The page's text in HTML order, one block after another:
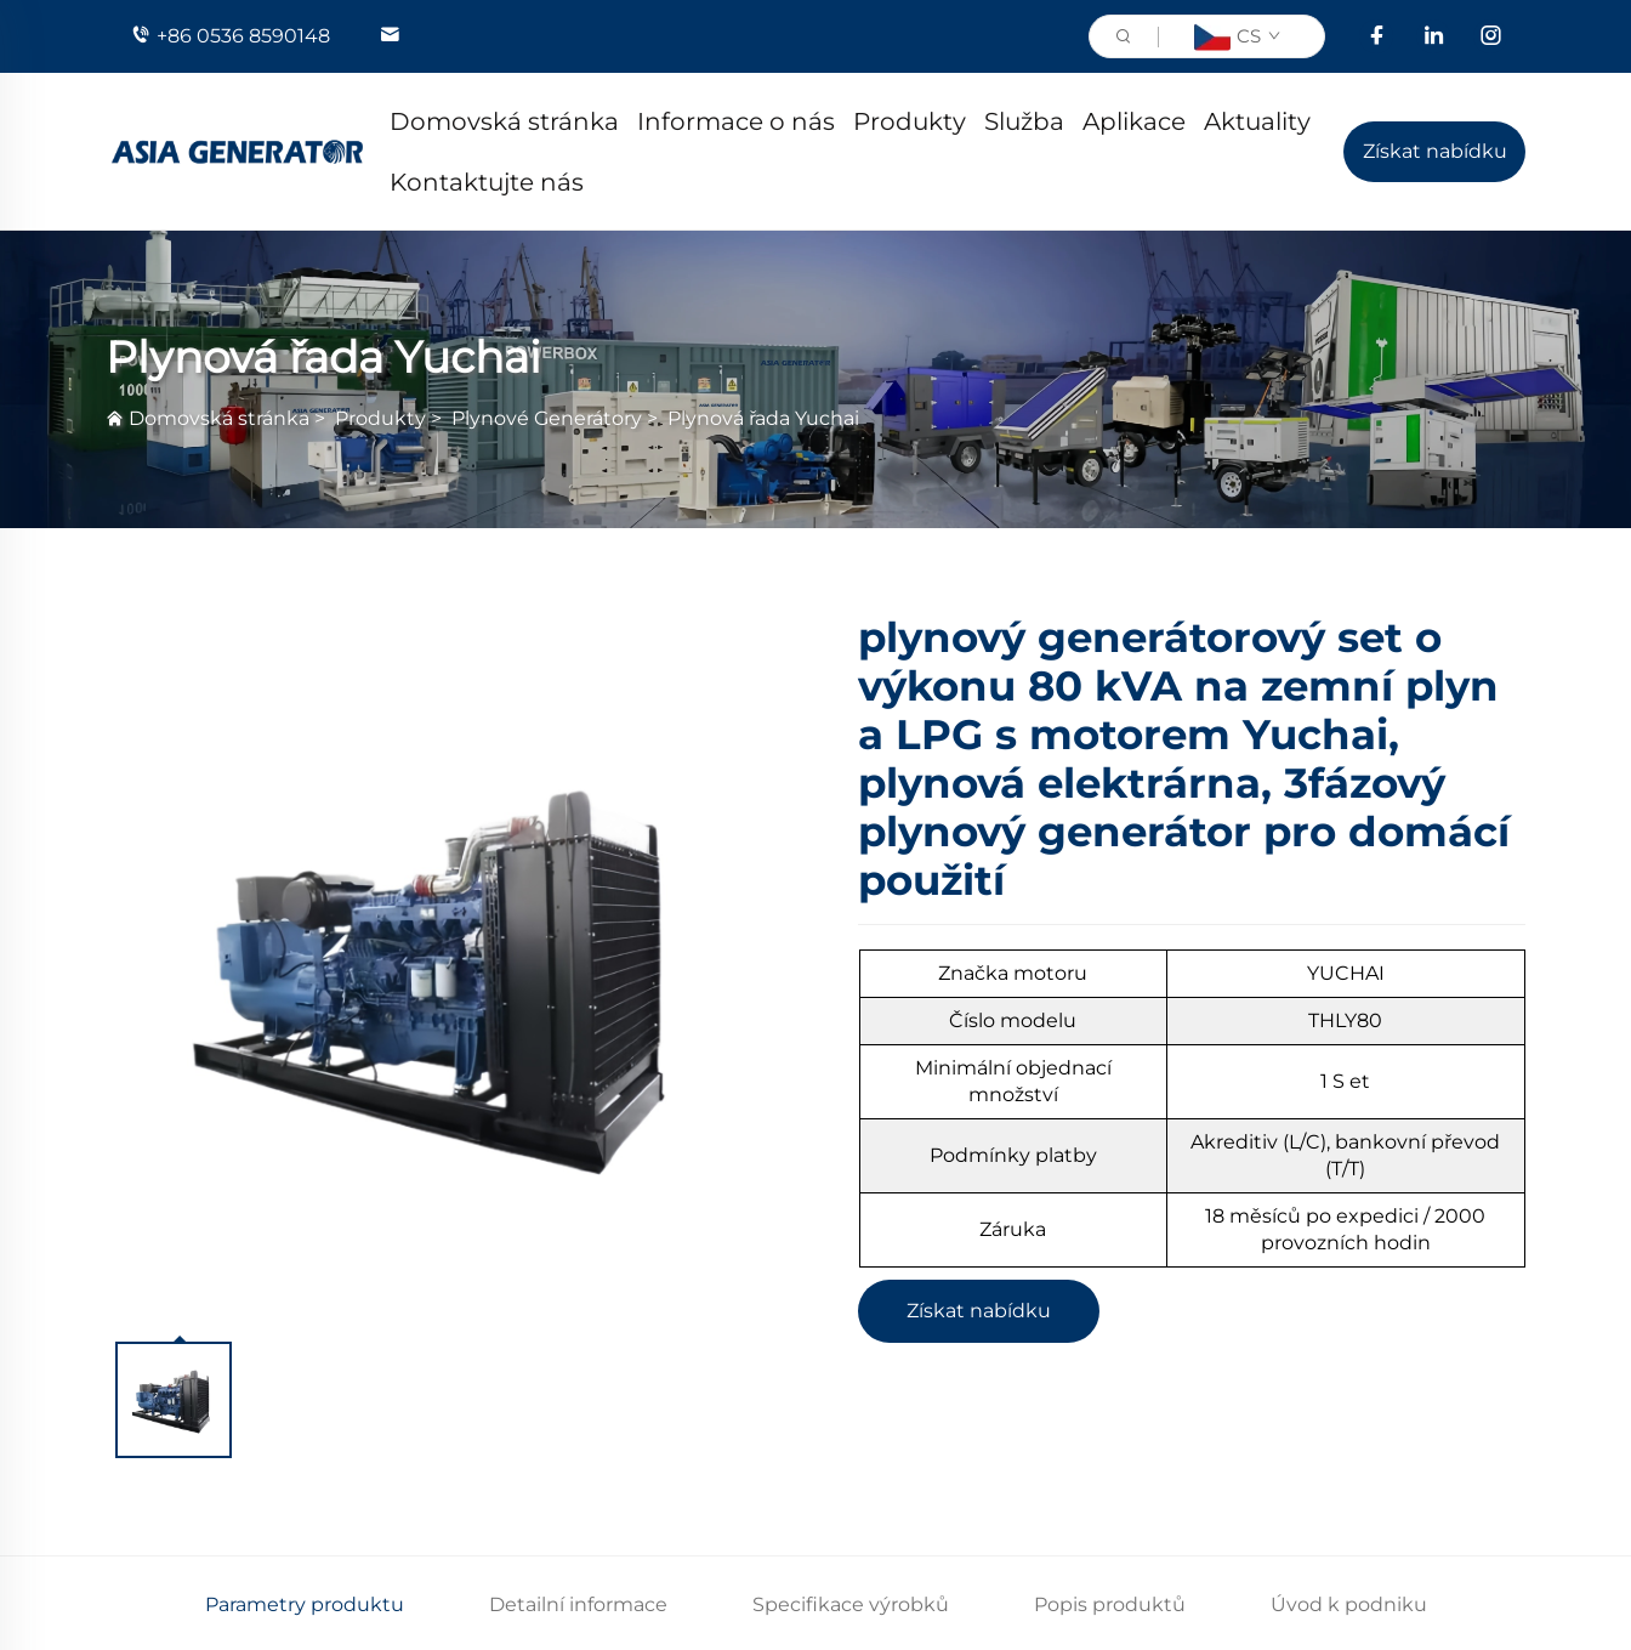
+86 0536 8590148 CS
Domovská stránka Informace o nás Produkty Služba Aplikace Aktuality
Kontaktujte nás
Získat nabídku
Plynová řada Yuchai
Domovská stránka>Produkty>Plynové Generátory>Plynová řada Yuchai
plynový generátorový set o
výkonu 80 kVA na zemní plyn
a LPG s motorem Yuchai,
plynová elektrárna, 3fázový
plynový generátor pro domácí
použití
Značka motoru YUCHAI
Číslo modelu THLY80
Minimální objednací
množství
1 Set
Podmínky platby
Akreditiv (L/C), bankovní převod
(T/T)
Záruka
18 měsíců po expedici / 2000
provozních hodin
Získat nabídku
Parametry produktu Detailní informace Specifikace výrobků Popis produktů Úvod k podniku